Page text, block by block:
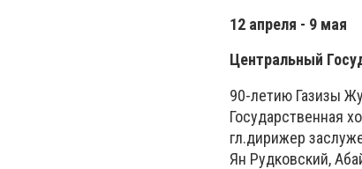
12 апреля - 9 мая
Центральный
90-летию Газизы
Государственная
гл.дирижер
Ян Рудковский,